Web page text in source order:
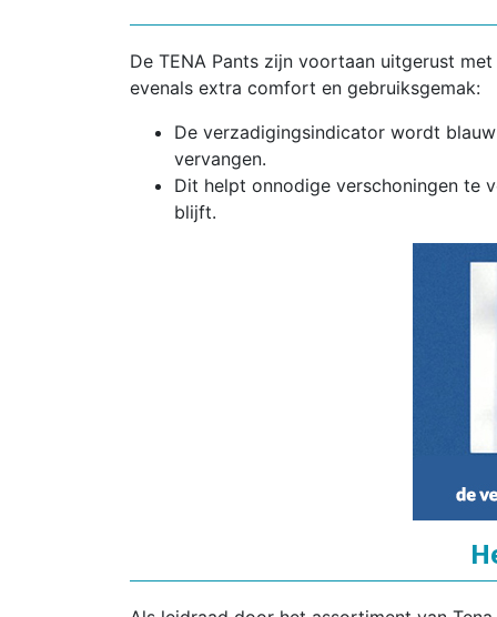
De TENA Pants zijn voortaan uitgerust
evenals extra comfort en gebruiksgemak:
De verzadigingsindicator wordt
vervangen.
Dit helpt onnodige verschoningen te
blijft.